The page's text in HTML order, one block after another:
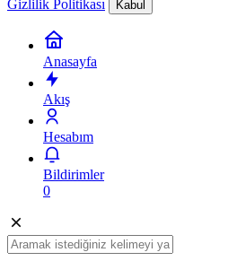
Gizlilik Politikası Kabul
Anasayfa
Akış
Hesabım
Bildirimler
0